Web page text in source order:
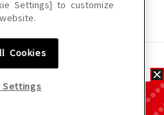
いただけない場合があります。
変更になる場合があります。
Settings] to customize
Cookies
Settings